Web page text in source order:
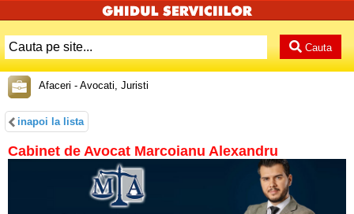
Cauta
Afaceri - Avocati, Juristi
inapoi la lista
Cabinet de Avocat Marcoianu Alexandru